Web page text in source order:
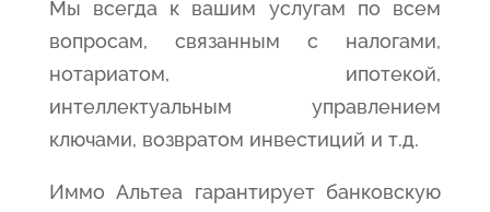
Мы всегда к вашим услугам по всем
вопросам, связанным с налогами,
нотариатом, ипотекой,
интеллектуальным управлением
ключами, возвратом инвестиций и т.д.
Иммо Aльтеа гарантирует банковскую